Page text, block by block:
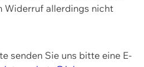
Widerruf allerdings nicht
senden Sie uns bitte eine E-